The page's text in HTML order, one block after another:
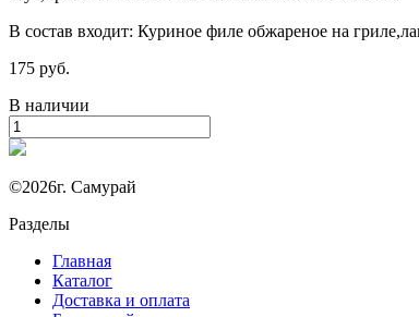
В состав входит: Куриное филе обжареное на
175 руб.
В наличии
©2026г. Самурай
Разделы
Главная
Каталог
Доставка и оплата